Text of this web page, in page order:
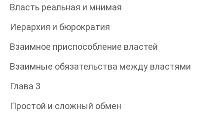
Власть реальная и мнимая
Иерархия и бюрократия
Взаимное приспособление властей
Взаимные обязательства между властями
Глава 3
Простой и сложный обмен